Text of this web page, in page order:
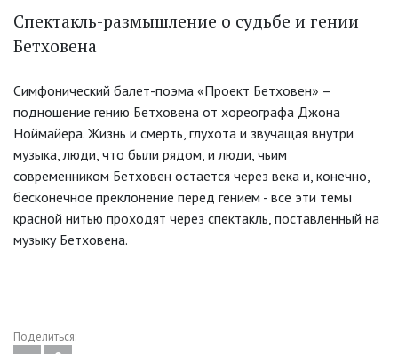
Спектакль-размышление о судьбе и гении
Бетховена
Симфонический балет-поэма «Проект Бетховен» –
подношение гению Бетховена от хореографа Джона
Ноймайера. Жизнь и смерть, глухота и звучащая внутри
музыка, люди, что были рядом, и люди, чьим
современником Бетховен остается через века и, конечно,
бесконечное преклонение перед гением - все эти темы
красной нитью проходят через спектакль, поставленный на
музыку Бетховена.
Поделиться: